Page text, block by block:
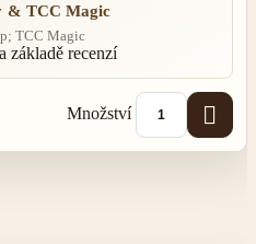
& TCC Magic
TCC Magic
základě recenzí
Množství 